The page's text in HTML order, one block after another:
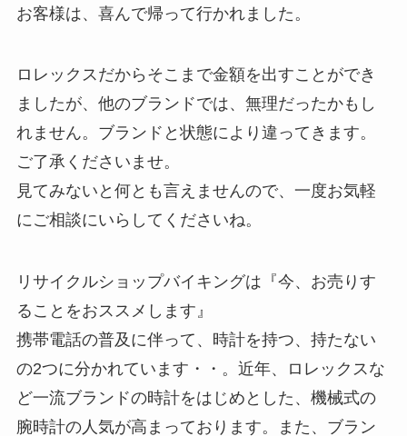
お客様は、喜んで帰って行かれました。
ロレックスだからそこまで金額を出すことができ
ましたが、他のブランドでは、無理だったかもし
れません。ブランドと状態により違ってきます。
ご了承くださいませ。
見てみないと何とも言えませんので、一度お気軽
にご相談にいらしてくださいね。
リサイクルショップバイキングは『今、お売りす
ることをおススメします』
携帯電話の普及に伴って、時計を持つ、持たない
の2つに分かれています・・。近年、ロレックスな
ど一流ブランドの時計をはじめとした、機械式の
腕時計の人気が高まっております。また、ブラン